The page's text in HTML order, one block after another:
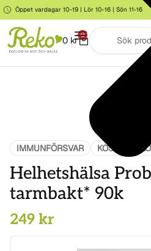
Öppet vardagar 10-19 | Lör 10-16 | Sön 11-16
0 kr
0
IMMUNFÖRSVAR
Helhetshälsa
tarmbakt* 90k
249 kr